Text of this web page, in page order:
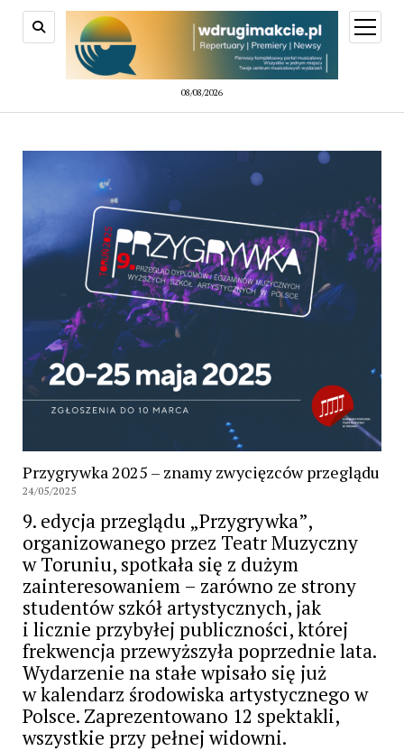
08/08/2026
Przygrywka 2025 – znamy zwycięzców przeglądu
24/05/2025
9. edycja przeglądu „Przygrywka”,
organizowanego przez Teatr Muzyczny
w Toruniu, spotkała się z dużym
zainteresowaniem – zarówno ze strony
studentów szkół artystycznych, jak
i licznie przybyłej publiczności, której
frekwencja przewyższyła poprzednie lata.
Wydarzenie na stałe wpisało się już
w kalendarz środowiska artystycznego w
Polsce. Zaprezentowano 12 spektakli,
wszystkie przy pełnej widowni.